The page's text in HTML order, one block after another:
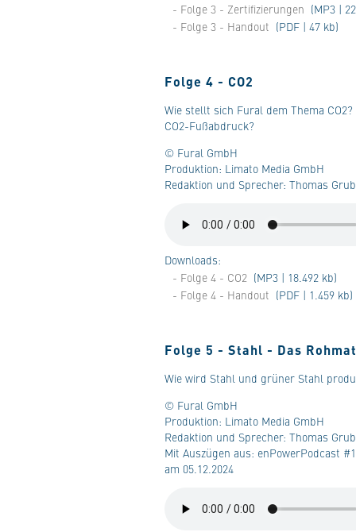
- Folge 3 - Zertifizierungen (MP3 |
- Folge 3 - Handout (PDF | 47 kb)
Folge 4 - CO2
Wie stellt sich Fural dem Thema
CO2-Fußabdruck?
© Fural GmbH
Produktion: Limato Media GmbH
Redaktion und Sprecher: Thomas
Downloads:
- Folge 4 - CO2 (MP3 | 18.492 kb)
- Folge 4 - Handout (PDF | 1.459 kb)
Folge 5 - Stahl - Das
Wie wird Stahl und grüner Stahl
© Fural GmbH
Produktion: Limato Media GmbH
Redaktion und Sprecher: Thomas
Mit Auszügen aus: enPowerPodcast
am 05.12.2024